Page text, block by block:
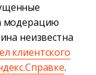
модерацию
неизвестна
клиентского
.